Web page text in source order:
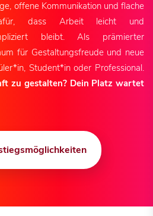
offene Kommunikation und flache
dass Arbeit leicht und
bleibt. Als prämierter
für Gestaltungsfreude und neue
Student*in oder Professional.
zu gestalten? Dein Platz wartet